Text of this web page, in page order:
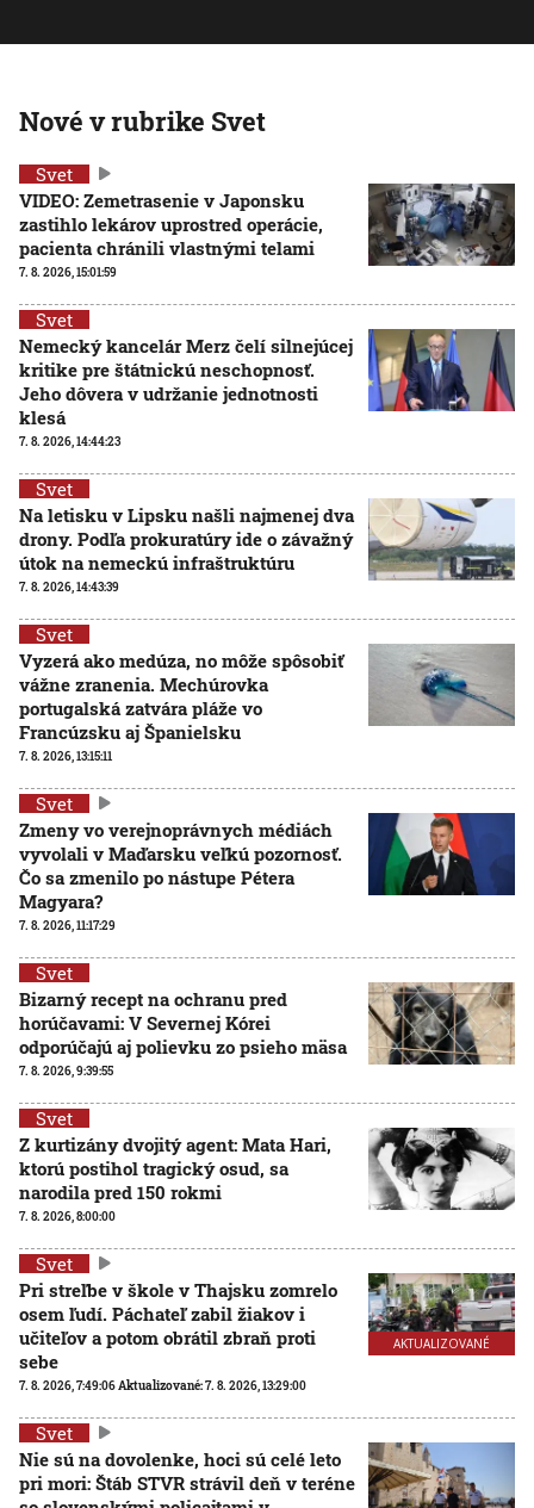
Nové v rubrike Svet
Svet
VIDEO: Zemetrasenie v Japonsku
zastihlo lekárov uprostred operácie,
pacienta chránili vlastnými telami
7. 8. 2026, 15:01:59
Svet
Nemecký kancelár Merz čelí silnejúcej
kritike pre štátnickú neschopnosť.
Jeho dôvera v udržanie jednotnosti
klesá
7. 8. 2026, 14:44:23
Svet
Na letisku v Lipsku našli najmenej dva
drony. Podľa prokuratúry ide o závažný
útok na nemeckú infraštruktúru
7. 8. 2026, 14:43:39
Svet
Vyzerá ako medúza, no môže spôsobiť
vážne zranenia. Mechúrovka
portugalská zatvára pláže vo
Francúzsku aj Španielsku
7. 8. 2026, 13:15:11
Svet
Zmeny vo verejnoprávnych médiách
vyvolali v Maďarsku veľkú pozornosť.
Čo sa zmenilo po nástupe Pétera
Magyara?
7. 8. 2026, 11:17:29
Svet
Bizarný recept na ochranu pred
horúčavami: V Severnej Kórei
odporúčajú aj polievku zo psieho mäsa
7. 8. 2026, 9:39:55
Svet
Z kurtizány dvojitý agent: Mata Hari,
ktorú postihol tragický osud, sa
narodila pred 150 rokmi
7. 8. 2026, 8:00:00
AKTUALIZOVANÉ
Svet
Pri streľbe v škole v Thajsku zomrelo
osem ľudí. Páchateľ zabil žiakov i
učiteľov a potom obrátil zbraň proti
sebe
7. 8. 2026, 7:49:06Aktualizované:7. 8. 2026, 13:29:00
Svet
Nie sú na dovolenke, hoci sú celé leto
pri mori: Štáb STVR strávil deň v teréne